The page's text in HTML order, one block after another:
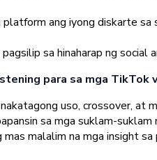
platform ang iyong diskarte
sa hinaharap ng
para sa mga TikTok
uso, crossover, at
sa mga suklam-suklam
malalim na mga insight